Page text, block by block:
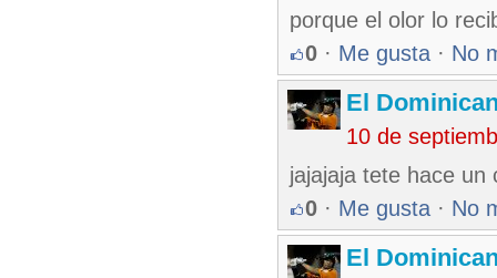
porque el olor lo
0 · Me gusta · No
El
10 de
jajajaja tete hace un
0 · Me gusta · No
El